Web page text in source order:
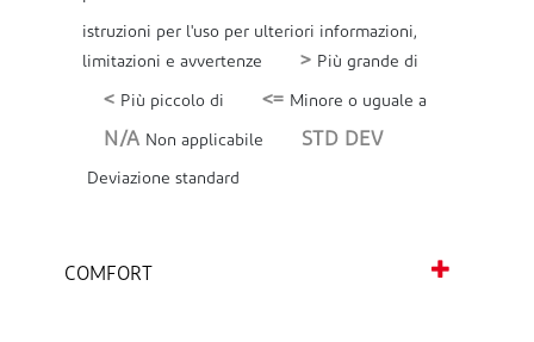
istruzioni per l'uso per ulteriori informazioni,
limitazioni e avvertenze
> Più grande di
< Più piccolo di <= Minore o uguale a
N/A Non applicabile STD DEV
Deviazione standard
COMFORT